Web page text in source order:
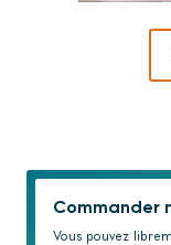
Commander
Vous pouvez